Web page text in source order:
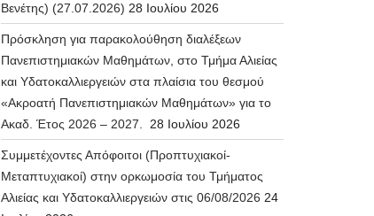
Βενέτης) (27.07.2026) 28 Ιουλίου 2026
Πρόσκληση για παρακολούθηση διαλέξεων
Πανεπιστημιακών Μαθημάτων, στο Τμήμα Αλιείας
και Υδατοκαλλιεργειών στα πλαίσια του θεσμού
«Ακροατή Πανεπιστημιακών Μαθημάτων» για το
Ακαδ. Έτος 2026 – 2027. 28 Ιουλίου 2026
Συμμετέχοντες Απόφοιτοι (Προπτυχιακοί-
Μεταπτυχιακοί) στην ορκωμοσία του Τμήματος
Αλιείας και Υδατοκαλλιεργειών στις 06/08/2026 24